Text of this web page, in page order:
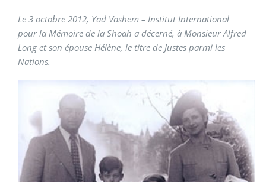
Le 3 octobre 2012, Yad Vashem – Institut International
pour la Mémoire de la Shoah a décerné, à Monsieur Alfred
Long et son épouse Hélène, le titre de Justes parmi les
Nations.